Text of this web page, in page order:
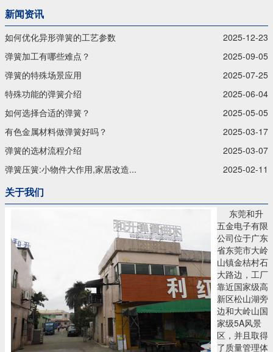
新闻资讯
如何优化异形弹簧的工艺参数
2025-12-23
弹簧加工有哪些难点？
2025-09-05
弹簧的特殊场景应用
2025-07-25
特殊功能的弹簧介绍
2025-06-04
如何选择合适的弹簧？
2025-05-05
有色金属材料做弹簧好吗？
2025-03-17
弹簧的选材流程介绍
2025-03-07
弹簧压簧:小物件大作用,家居改造...
2025-02-11
关于我们
东莞和升
五金电子有限
公司位于广东
省东莞市大岭
山镇金桔村石
大路边，工厂
靠近国家级高
新区松山湖旁
边和大岭山国
家级5A风景
区，并且取得
了质量管理体